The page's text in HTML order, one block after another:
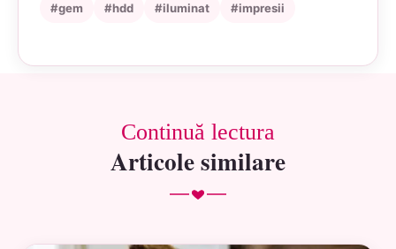
#gem #hdd #iluminat #impresii
Continuă lectura
Articole similare